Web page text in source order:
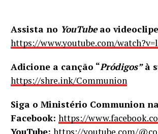
Assista no YouTubeao
https://www.youtube.com/
Adicione a canção “Pródigos”à
https://shre.ink/Communion
Siga o Ministério Communion
Facebook: https://